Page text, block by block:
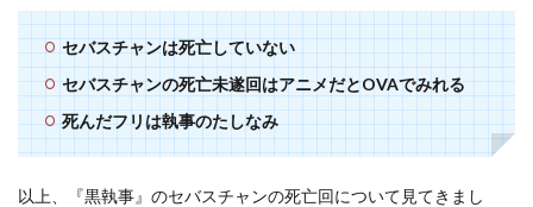
セバスチャンは死亡していない
セバスチャンの死亡未遂回はアニメだとOVAでみれる
死んだフリは執事のたしなみ
以上、『黒執事』のセバスチャンの死亡回について見てきまし